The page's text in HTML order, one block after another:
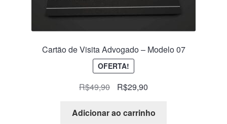
Cartão de Visita Advogado – Modelo 07
OFERTA!
R$49,90 R$29,90
Adicionar ao carrinho